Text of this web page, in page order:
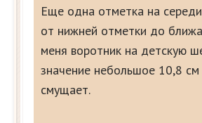
Еще одна отметка на
от нижней отметки до
меня воротник на детскую
значение небольшое 10,8 см
смущает.